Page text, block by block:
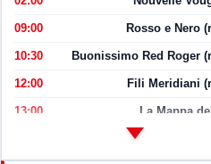
09:00 Rosso e Nero
10:30 Buonissimo Red Roger
12:00 Fili Meridiani
13:00 La Mappa